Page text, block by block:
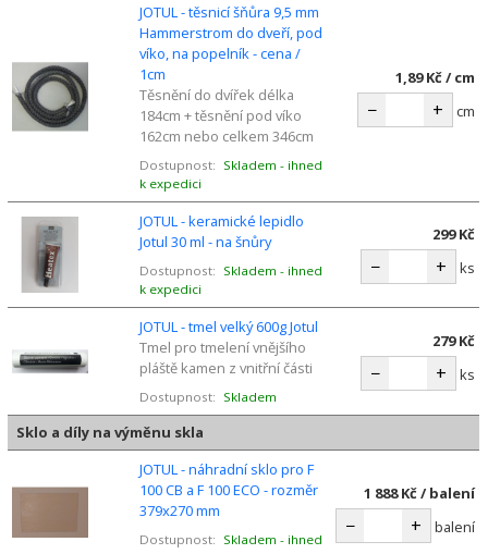
JOTUL - těsnicí šňůra 9,5 mm
Hammerstrom do dveří, pod
víko, na popelník - cena /
1cm
Těsnění do dvířek délka
184cm + těsnění pod víko
162cm nebo celkem 346cm
Dostupnost: Skladem - ihned
k expedici
1,89 Kč / cm
− + cm
JOTUL - keramické lepidlo
Jotul 30 ml - na šnůry
Dostupnost: Skladem - ihned
k expedici
299 Kč
− + ks
JOTUL - tmel velký 600g Jotul
Tmel pro tmelení vnějšího
pláště kamen z vnitřní části
Dostupnost: Skladem
279 Kč
− + ks
Sklo a díly na výměnu skla
JOTUL - náhradní sklo pro F
100 CB a F 100 ECO - rozměr
379x270 mm
Dostupnost: Skladem - ihned
1 888 Kč / balení
− + balení